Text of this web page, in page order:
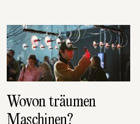
Wovon träumen
Maschinen?